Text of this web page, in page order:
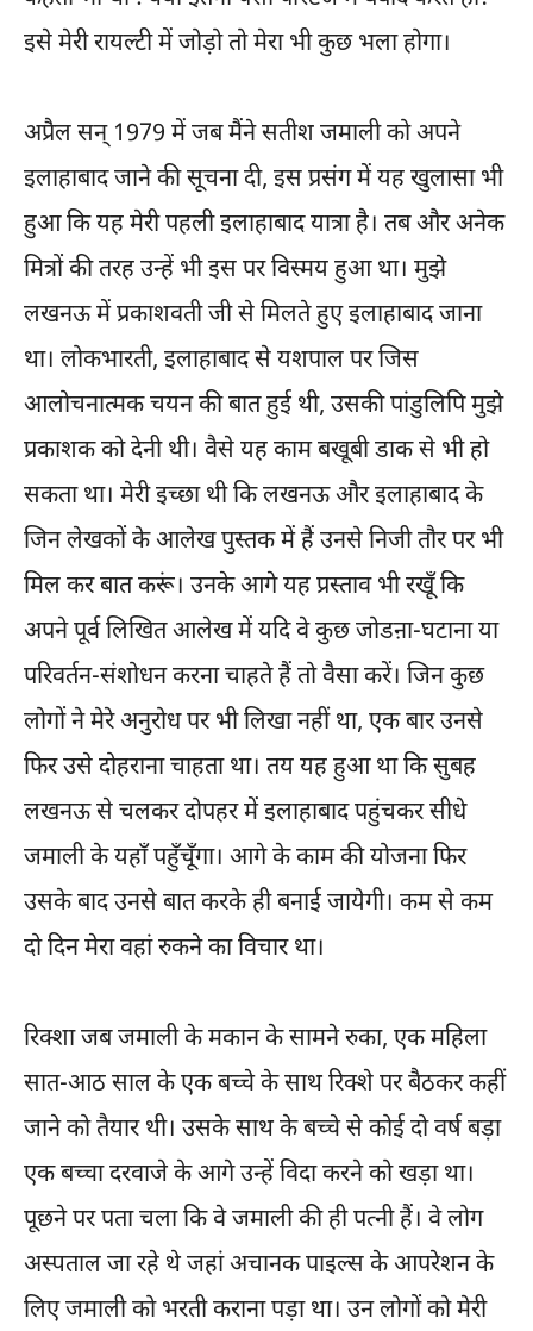
इसे मेरी रायल्टी में जोड़ो तो मेरा भी कुछ भला होगा।
अप्रैल सन् 1979 में जब मैंने सतीश जमाली को अपने
इलाहाबाद जाने की सूचना दी, इस प्रसंग में यह खुलासा भी
हुआ कि यह मेरी पहली इलाहाबाद यात्रा है। तब और अनेक
मित्रों की तरह उन्हें भी इस पर विस्मय हुआ था। मुझे
लखनऊ में प्रकाशवती जी से मिलते हुए इलाहाबाद जाना
था। लोकभारती, इलाहाबाद से यशपाल पर जिस
आलोचनात्मक चयन की बात हुई थी, उसकी पांडुलिपि मुझे
प्रकाशक को देनी थी। वैसे यह काम बखूबी डाक से भी हो
सकता था। मेरी इच्छा थी कि लखनऊ और इलाहाबाद के
जिन लेखकों के आलेख पुस्तक में हैं उनसे निजी तौर पर भी
मिल कर बात करूं। उनके आगे यह प्रस्ताव भी रखूँ कि
अपने पूर्व लिखित आलेख में यदि वे कुछ जोडऩा-घटाना या
परिवर्तन-संशोधन करना चाहते हैं तो वैसा करें। जिन कुछ
लोगों ने मेरे अनुरोध पर भी लिखा नहीं था, एक बार उनसे
फिर उसे दोहराना चाहता था। तय यह हुआ था कि सुबह
लखनऊ से चलकर दोपहर में इलाहाबाद पहुंचकर सीधे
जमाली के यहाँ पहुँचूँगा। आगे के काम की योजना फिर
उसके बाद उनसे बात करके ही बनाई जायेगी। कम से कम
दो दिन मेरा वहां रुकने का विचार था।
रिक्शा जब जमाली के मकान के सामने रुका, एक महिला
सात-आठ साल के एक बच्चे के साथ रिक्शे पर बैठकर कहीं
जाने को तैयार थी। उसके साथ के बच्चे से कोई दो वर्ष बड़ा
एक बच्चा दरवाजे के आगे उन्हें विदा करने को खड़ा था।
पूछने पर पता चला कि वे जमाली की ही पत्नी हैं। वे लोग
अस्पताल जा रहे थे जहां अचानक पाइल्स के आपरेशन के
लिए जमाली को भरती कराना पड़ा था। उन लोगों को मेरी